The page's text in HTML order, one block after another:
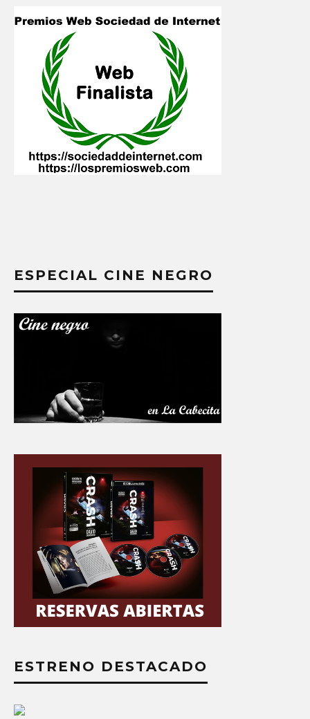
ESPECIAL CINE NEGRO
ESTRENO DESTACADO